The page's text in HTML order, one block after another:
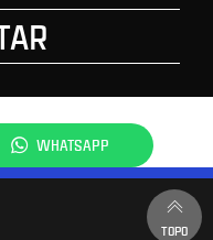
WHATSAPP
TOPO